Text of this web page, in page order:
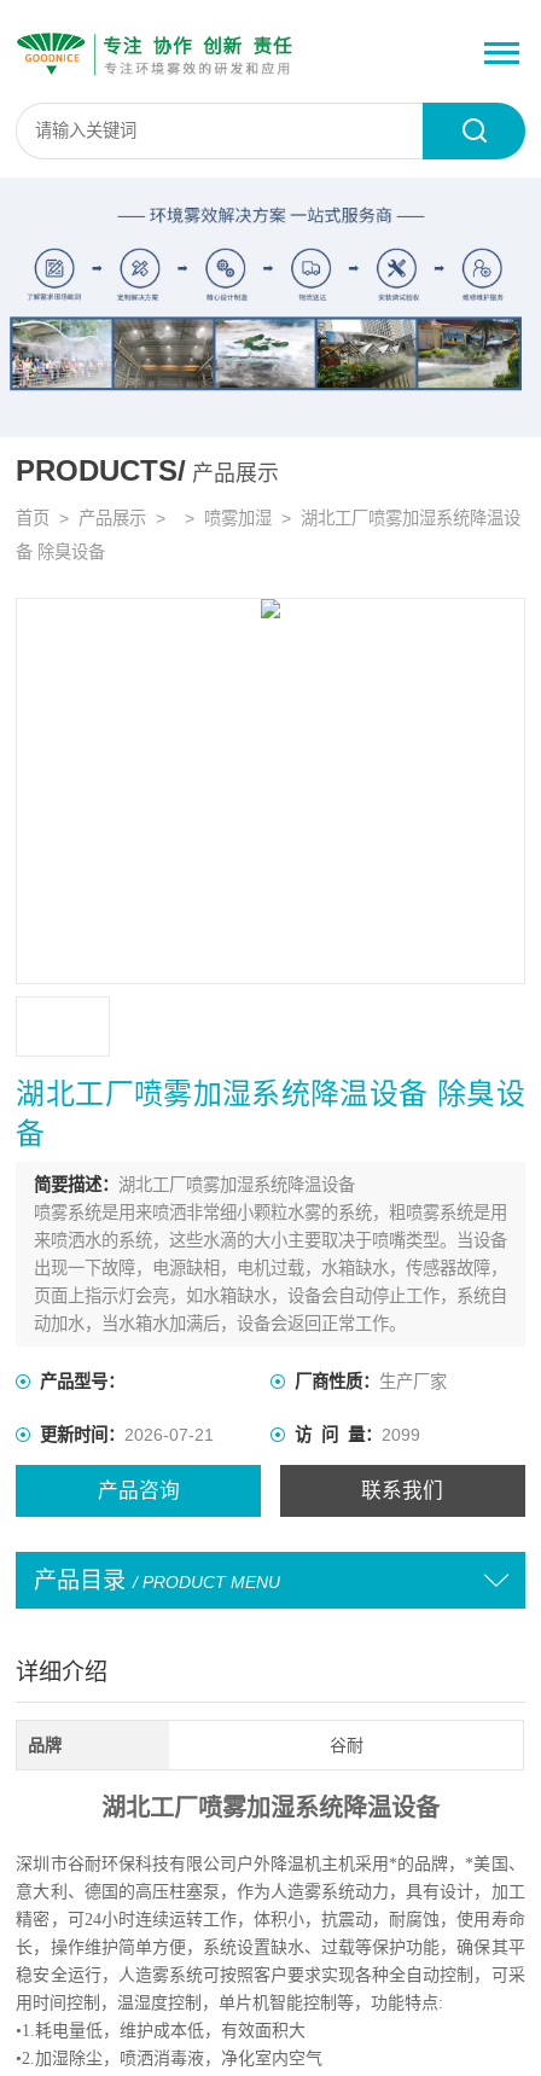
PRODUCTS/ 产品展示
首页 > 产品展示 > > 喷雾加湿 > 湖北工厂喷雾加湿系统降温设
备 除臭设备
湖北工厂喷雾加湿系统降温设备 除臭设
备
简要描述： 湖北工厂喷雾加湿系统降温设备
喷雾系统是用来喷洒非常细小颗粒水雾的系统，粗喷雾系统是用
来喷洒水的系统，这些水滴的大小主要取决于喷嘴类型。当设备
出现一下故障，电源缺相，电机过载，水箱缺水，传感器故障，
页面上指示灯会亮，如水箱缺水，设备会自动停止工作，系统自
动加水，当水箱水加满后，设备会返回正常工作。
产品型号： 厂商性质： 生产厂家
更新时间：2026-07-21 访 问 量： 2099
产品咨询 联系我们
产品目录 / PRODUCT MENU
详细介绍
品牌 谷耐
湖北工厂喷雾加湿系统降温设备
深圳市谷耐环保科技有限公司户外降温机主机采用*的品牌，*美国、
意大利、德国的高压柱塞泵，作为人造雾系统动力，具有设计，加工
精密，可24小时连续运转工作，体积小，抗震动，耐腐蚀，使用寿命
长，操作维护简单方便，系统设置缺水、过载等保护功能，确保其平
稳安全运行，人造雾系统可按照客户要求实现各种全自动控制，可采
用时间控制，温湿度控制，单片机智能控制等，功能特点:
•1.耗电量低，维护成本低，有效面积大
•2.加湿除尘，喷洒消毒液，净化室内空气